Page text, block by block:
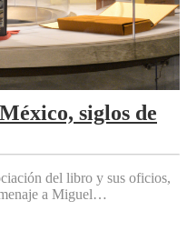
siglos de
del libro y sus oficios,
a Miguel…